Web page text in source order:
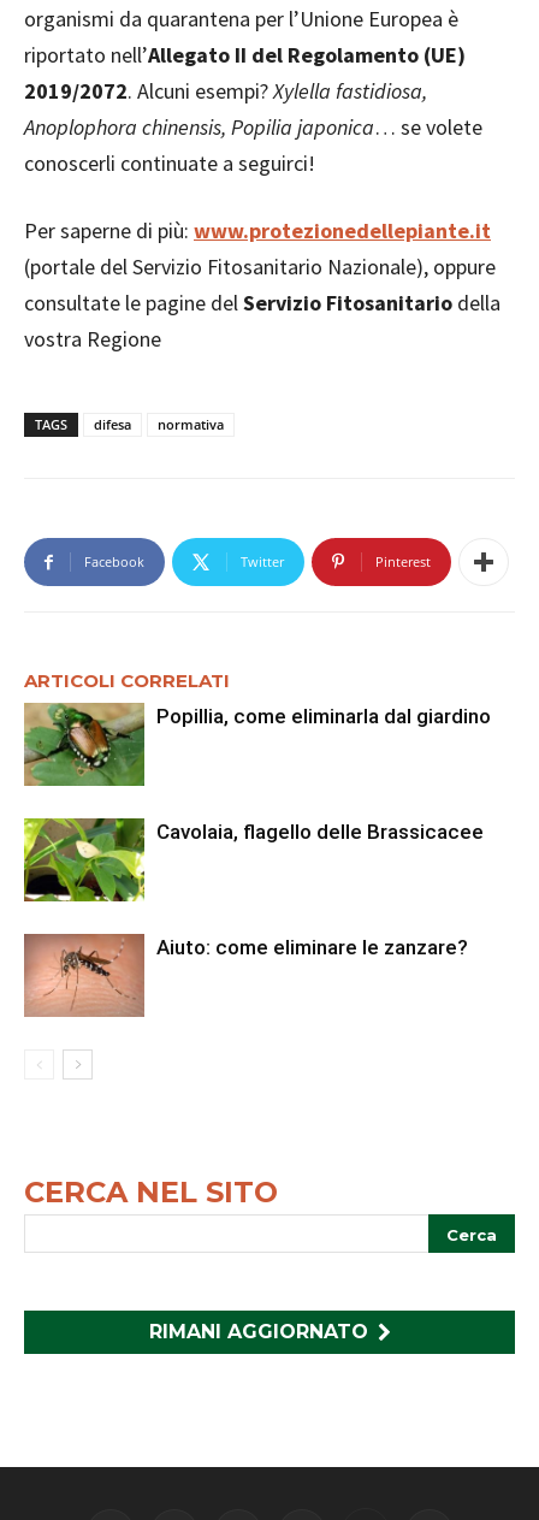
organismi da quarantena per l’Unione Europea è
riportato nell’Allegato II del Regolamento (UE)
2019/2072. Alcuni esempi?Xylella fastidiosa,
Anoplophora chinensis, Popilia japonica… se volete
conoscerli continuate a seguirci!
Per saperne di più: www.protezionedellepiante.it
(portale del Servizio Fitosanitario Nazionale), oppure
consultate le pagine delServizio Fitosanitario della
vostra Regione
TAGS difesa normativa
Facebook Twitter Pinterest
ARTICOLI CORRELATI
Popillia, come eliminarla dal giardino
Cavolaia, flagello delle Brassicacee
Aiuto: come eliminare le zanzare?
CERCA NEL SITO
RIMANI AGGIORNATO